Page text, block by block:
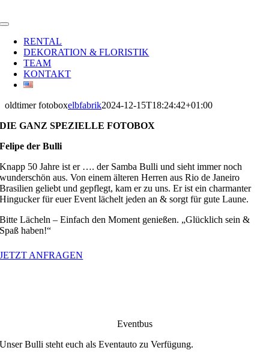
Inhalt
Toggle
NavigationRENTAL
DEKORATION & FLORISTIK
TEAM
KONTAKT
oldtimer fotoboxelbfabrik2024-12-15T18:24:42+01:00
DIE GANZ SPEZIELLE FOTOBOX
Felipe der Bulli
Knapp 50 Jahre ist er …. der Samba Bulli und sieht immer noch
wunderschön aus. Von einem älteren Herren aus Rio de Janeiro
Brasilien geliebt und gepflegt, kam er zu uns. Er ist ein charmanter
Hingucker für euer Event lächelt jeden an & sorgt für gute Laune.
Bitte Lächeln – Einfach den Moment genießen. „Glücklich sein &
Spaß haben!“
JETZT ANFRAGEN
Eventbus
Unser Bulli steht euch als Eventauto zu Verfügung.